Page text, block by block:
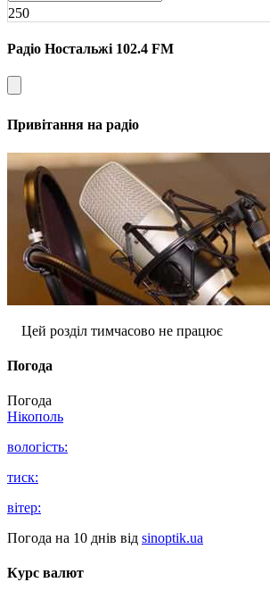
250
Радіо Ностальжі 102.4 FM
Привітання на радіо
Цей розділ тимчасово не працює
Погода
Погода
Нікополь
вологість:
тиск:
вітер:
Погода на 10 днів від sinoptik.ua
Курс валют